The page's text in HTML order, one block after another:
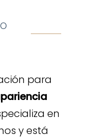
para
en
y está